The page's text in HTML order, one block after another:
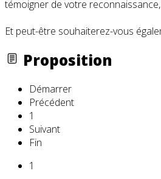
témoigner de votre
Et peut-être souhaiterez-vous
Proposition
Démarrer
Précédent
1
Suivant
Fin
1